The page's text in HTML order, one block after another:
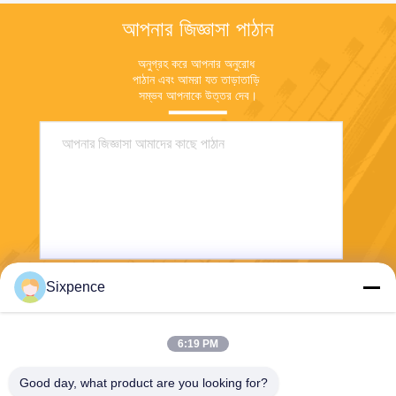
আপনার জিজ্ঞাসা পাঠান
অনুগ্রহ করে আপনার অনুরোধ
পাঠান এবং আমরা যত তাড়াতাড়ি
সম্ভব আপনাকে উত্তর দেব।
Sixpence
6:19 PM
Good day, what product are you looking for?